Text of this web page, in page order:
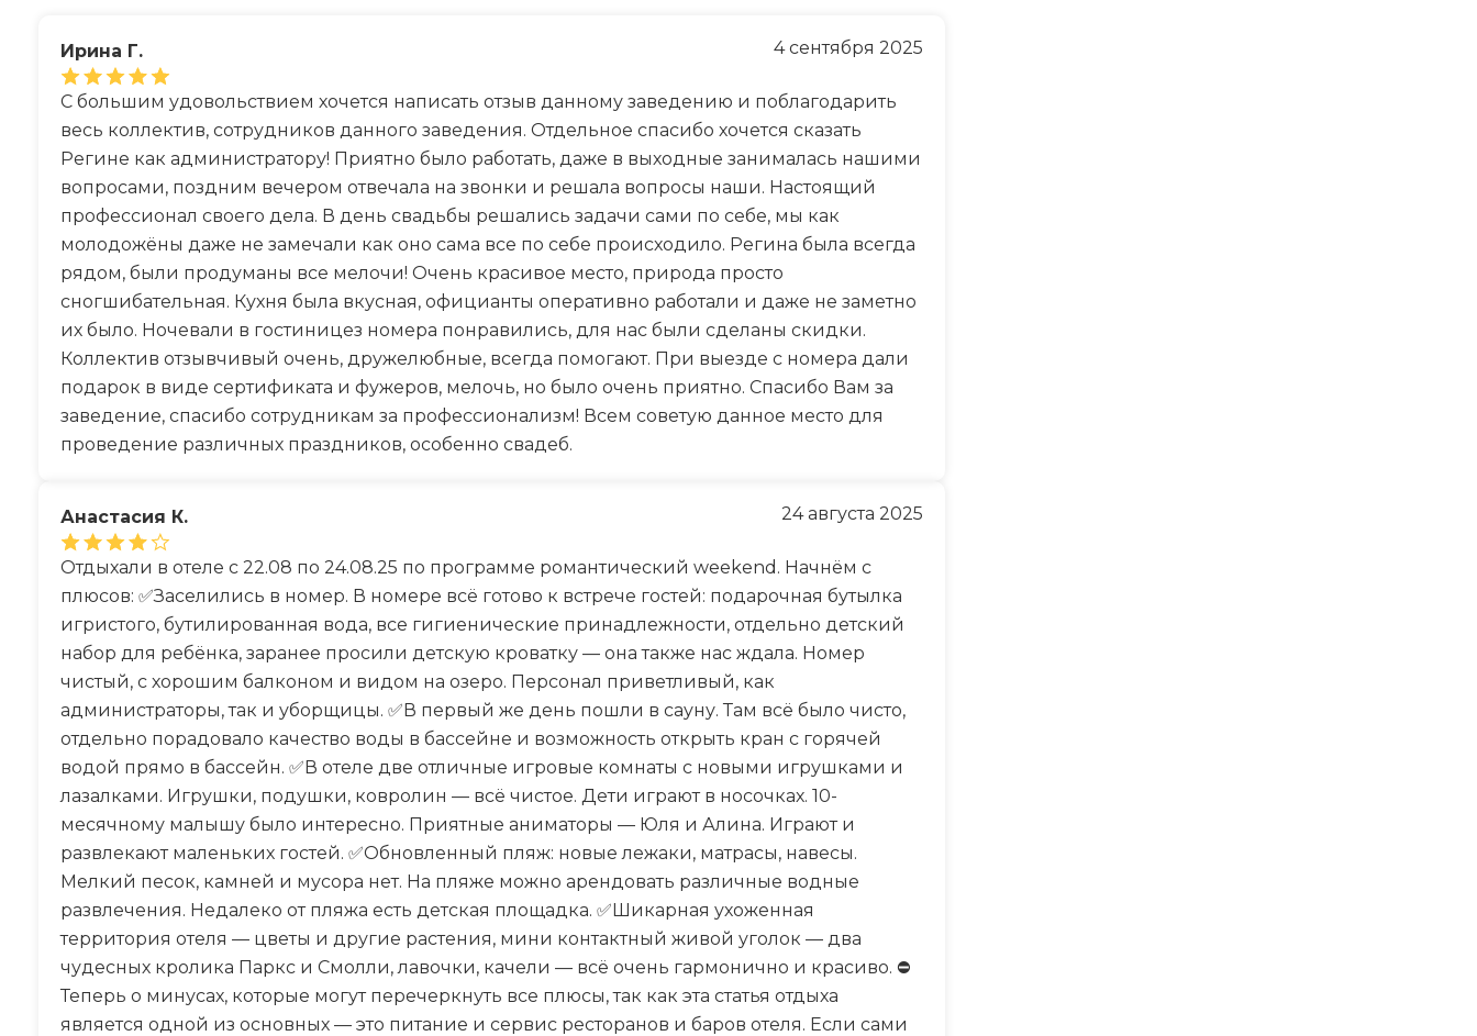
Ирина Г. 4 сентября 2025
С большим удовольствием хочется написать отзыв данному заведению и поблагодарить
весь коллектив, сотрудников данного заведения. Отдельное спасибо хочется сказать
Регине как администратору! Приятно было работать, даже в выходные занималась нашими
вопросами, поздним вечером отвечала на звонки и решала вопросы наши. Настоящий
профессионал своего дела. В день свадьбы решались задачи сами по себе, мы как
молодожёны даже не замечали как оно сама все по себе происходило. Регина была всегда
рядом, были продуманы все мелочи! Очень красивое место, природа просто
сногшибательная. Кухня была вкусная, официанты оперативно работали и даже не заметно
их было. Ночевали в гостиницез номера понравились, для нас были сделаны скидки.
Коллектив отзывчивый очень, дружелюбные, всегда помогают. При выезде с номера дали
подарок в виде сертификата и фужеров, мелочь, но было очень приятно. Спасибо Вам за
заведение, спасибо сотрудникам за профессионализм! Всем советую данное место для
проведение различных праздников, особенно свадеб.
Анастасия К. 24 августа 2025
Отдыхали в отеле с 22.08 по 24.08.25 по программе романтический weekend. Начнём с
плюсов: ✅Заселились в номер. В номере всё готово к встрече гостей: подарочная бутылка
игристого, бутилированная вода, все гигиенические принадлежности, отдельно детский
набор для ребёнка, заранее просили детскую кроватку — она также нас ждала. Номер
чистый, с хорошим балконом и видом на озеро. Персонал приветливый, как
администраторы, так и уборщицы. ✅В первый же день пошли в сауну. Там всё было чисто,
отдельно порадовало качество воды в бассейне и возможность открыть кран с горячей
водой прямо в бассейн. ✅В отеле две отличные игровые комнаты с новыми игрушками и
лазалками. Игрушки, подушки, ковролин — всё чистое. Дети играют в носочках. 10-
месячному малышу было интересно. Приятные аниматоры — Юля и Алина. Играют и
развлекают маленьких гостей. ✅Обновленный пляж: новые лежаки, матрасы, навесы.
Мелкий песок, камней и мусора нет. На пляже можно арендовать различные водные
развлечения. Недалеко от пляжа есть детская площадка. ✅Шикарная ухоженная
территория отеля — цветы и другие растения, мини контактный живой уголок — два
чудесных кролика Паркс и Смолли, лавочки, качели — всё очень гармонично и красиво. ⛔
Теперь о минусах, которые могут перечеркнуть все плюсы, так как эта статья отдыха
является одной из основных — это питание и сервис ресторанов и баров отеля. Если сами